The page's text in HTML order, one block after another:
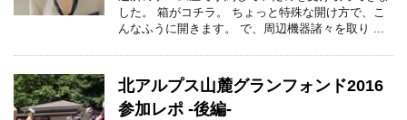
した。 箱がコチラ。 ちょっと特殊な開け方で、こ
んなふうに開きます。 で、周辺機器諸々を取り ...
北アルプス山麓グランフォンド2016
参加レポ -後編-